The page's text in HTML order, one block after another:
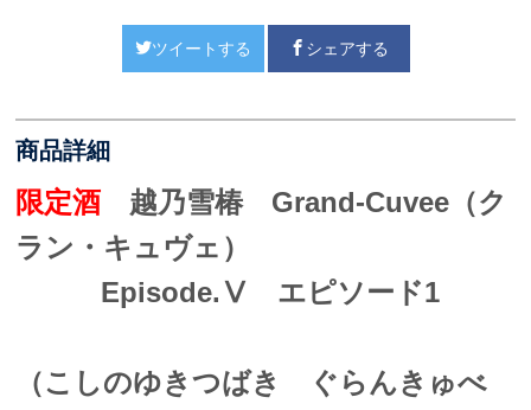
ツイートする シェアする
商品詳細
限定酒 越乃雪椿 Grand-Cuvee（ク
ラン・キュヴェ）
Episode.Ⅴ エピソード1
（こしのゆきつばき ぐらんきゅべ